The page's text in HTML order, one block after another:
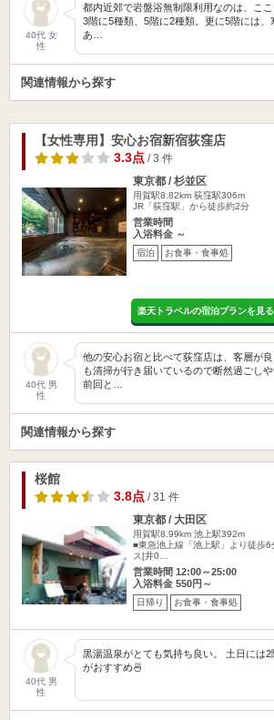
40代 女
性
都内近郊で岩盤浴無制限利用なのは、こ
3階に5種類、5階に2種類。更に5階には
あ…
関連情報から探す
【女性専用】安心お宿新宿荻窪店
3.3点/ 3 件
東京都 / 杉並区
用賀駅8.82km 荻窪駅306m
JR「荻窪駅」から徒歩約2分
営業時間
入浴料金 ～
宿泊 お食事・食事処
楽天トラベルの宿泊プランを見る
40代 男
性
他の安心お宿と比べて荻窪店は、客層が
も清掃が行き届いているので断然過ごし
前回と…
関連情報から探す
桜館
3.8点/ 31 件
東京都 / 大田区
用賀駅8.99km 池上駅392m
■東急池上線「池上駅」より徒歩
ス[井0…
営業時間 12:00～25:00
入浴料金 550円～
日帰り お食事・食事処
40代 男
性
黒湯温泉がとても気持ち良い。 土日には
がおすすめ🍜